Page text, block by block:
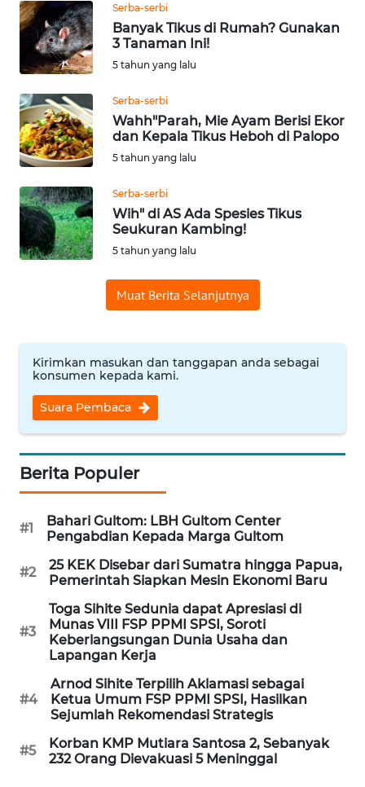
Serba-serbi
Banyak Tikus di Rumah? Gunakan
3 Tanaman Ini!
5 tahun yang lalu
Serba-serbi
Wahh"Parah, Mie Ayam Berisi Ekor
dan Kepala Tikus Heboh di Palopo
5 tahun yang lalu
Serba-serbi
Wih" di AS Ada Spesies Tikus
Seukuran Kambing!
5 tahun yang lalu
Muat Berita Selanjutnya
Kirimkan masukan dan tanggapan anda sebagai
konsumen kepada kami.
Suara Pembaca
Berita Populer
#1
Bahari Gultom: LBH Gultom Center
Pengabdian Kepada Marga Gultom
#2
25 KEK Disebar dari Sumatra hingga Papua,
Pemerintah Siapkan Mesin Ekonomi Baru
#3
Toga Sihite Sedunia dapat Apresiasi di
Munas VIII FSP PPMI SPSI, Soroti
Keberlangsungan Dunia Usaha dan
Lapangan Kerja
#4
Arnod Sihite Terpilih Aklamasi sebagai
Ketua Umum FSP PPMI SPSI, Hasilkan
Sejumlah Rekomendasi Strategis
#5
Korban KMP Mutiara Santosa 2, Sebanyak
232 Orang Dievakuasi 5 Meninggal
WN
SULBAR
BABEL
WN
SUMBAR
WN
SUMSEL
WN
WN
JATENG
NUSANTARA
JOGJA
WN
JATIM
WN
BALI
WN
KALBAR
WN
KALTENG